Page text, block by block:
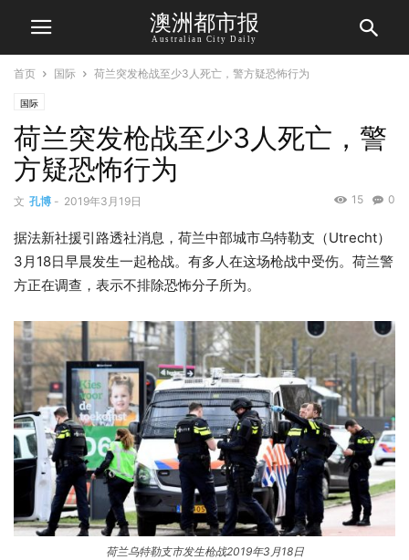
澳洲都市报
Australian City Daily
首页 国际 荷兰突发枪战至少3人死亡，警方疑恐怖行为
国际
荷兰突发枪战至少3人死亡，警
方疑恐怖行为
文 孔博 - 2019年3月19日 0
15
据法新社援引路透社消息，荷兰中部城市乌特勒支（Utrecht）
3月18日早晨发生一起枪战。有多人在这场枪战中受伤。荷兰警
方正在调查，表示不排除恐怖分子所为。
荷兰乌特勒支市发生枪战2019年3月18日